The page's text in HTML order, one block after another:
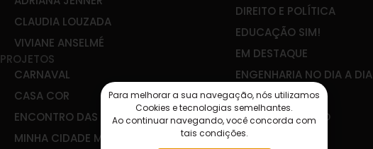
CLAUDIA LOUZADA
VIVIANE ANSELMÉ
PROJETOS
CARNAVAL
CASA COR
ENCONTRO DAS ÁGUAS
MINHA CIDADE MEU FUTURO
DIREITO E POLÍTICA
EDUCAÇÃO SIM!
EM DESTAQUE
ENGENHARIA NO DIA A DIA
IBEF-ES
JOÃO GUALBERTO
PLANEJAR É VIVER
Para melhorar a sua navegação, nós utilizamos
Cookies e tecnologias semelhantes.
Ao continuar navegando, você concorda com
tais condições.